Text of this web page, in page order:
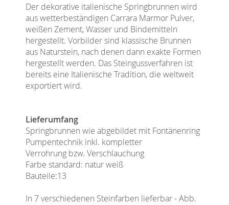
Der dekorative italienische Springbrunnen wird
aus wetterbeständigen Carrara Marmor Pulver,
weißen Zement, Wasser und Bindemitteln
hergestellt. Vorbilder sind klassische Brunnen
aus Naturstein, nach denen dann exakte Formen
hergestellt werden. Das Steingussverfahren ist
bereits eine Italienische Tradition, die weltweit
exportiert wird.
Lieferumfang
Springbrunnen wie abgebildet mit Fontänenring
Pumpentechnik inkl. kompletter
Verrohrung bzw. Verschlauchung
Farbe standard: natur weiß
Bauteile:13
In 7 verschiedenen Steinfarben lieferbar - Abb.